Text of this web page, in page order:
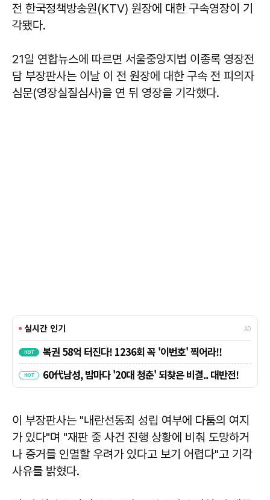
전 한국정책방송원(KTV) 원장에 대한 구속영장이 기
각됐다.
21일 연합뉴스에 따르면 서울중앙지법 이종록 영장전
담 부장판사는 이날 이 전 원장에 대한 구속 전 피의자
심문(영장실질심사)을 연 뒤 영장을 기각했다.
이 부장판사는 "내란선동죄 성립 여부에 다툼의 여지
가 있다"며 "재판 중 사건 진행 상황에 비춰 도망하거
나 증거를 인멸할 우려가 있다고 보기 어렵다"고 기각
사유를 밝혔다.